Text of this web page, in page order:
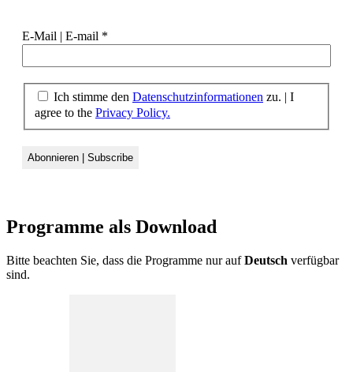
E-Mail | E-mail *
Ich stimme den Datenschutzinformationen zu. | I
agree to the Privacy Policy.
Programme als Download
Bitte beachten Sie, dass die Programme nur aufDeutsch verfügbar
sind.